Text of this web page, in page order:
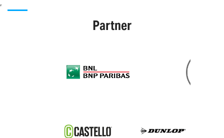
Partner